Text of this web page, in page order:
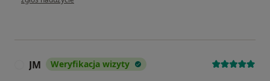
JM Weryfikacja wizyty